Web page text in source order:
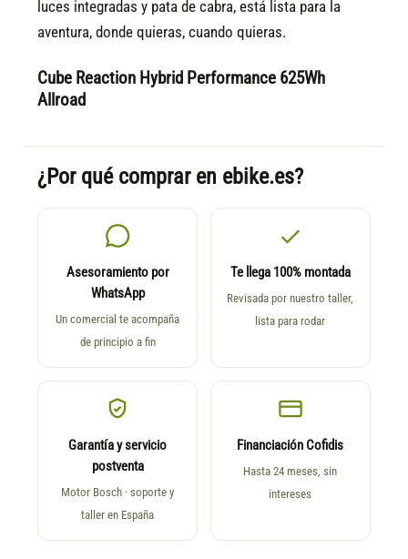
luces integradas y pata de cabra, está lista para la
aventura, donde quieras, cuando quieras.
Cube Reaction Hybrid Performance 625Wh
Allroad
¿Por qué comprar en ebike.es?
Asesoramiento por
WhatsApp
Un comercial te acompaña
de principio a fin
Te llega 100% montada
Revisada por nuestro taller,
lista para rodar
Garantía y servicio
postventa
Motor Bosch · soporte y
taller en España
Financiación Cofidis
Hasta 24 meses, sin
intereses